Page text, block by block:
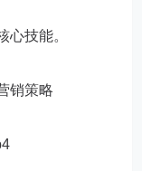
心技能。
销策略